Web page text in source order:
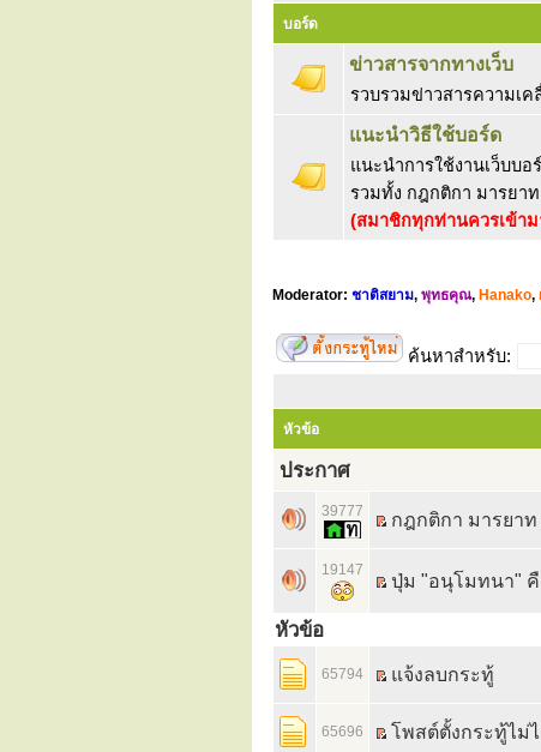
บอร์ด
ข่าวสารจากทางเว็บ
รวบรวมข่าวสารความเค
แนะนำวิธีใช้บอร์ด
แนะนำการใช้งานเว็บบ
รวมทั้ง กฎกติกา มารยา
(สมาชิกทุกท่านควรเข้า
Moderator: ชาติสยาม, พุทธคุณ, Hanako,
ค้นหาสำหรับ:
หัวข้อ
ประกาศ
39777 กฎกติกา มารยา
19147
ปุ่ม "อนุโมทนา" คื
หัวข้อ
65794 แจ้งลบกระทู้
65696 โพสต์ตั้งกระทู้ไม่